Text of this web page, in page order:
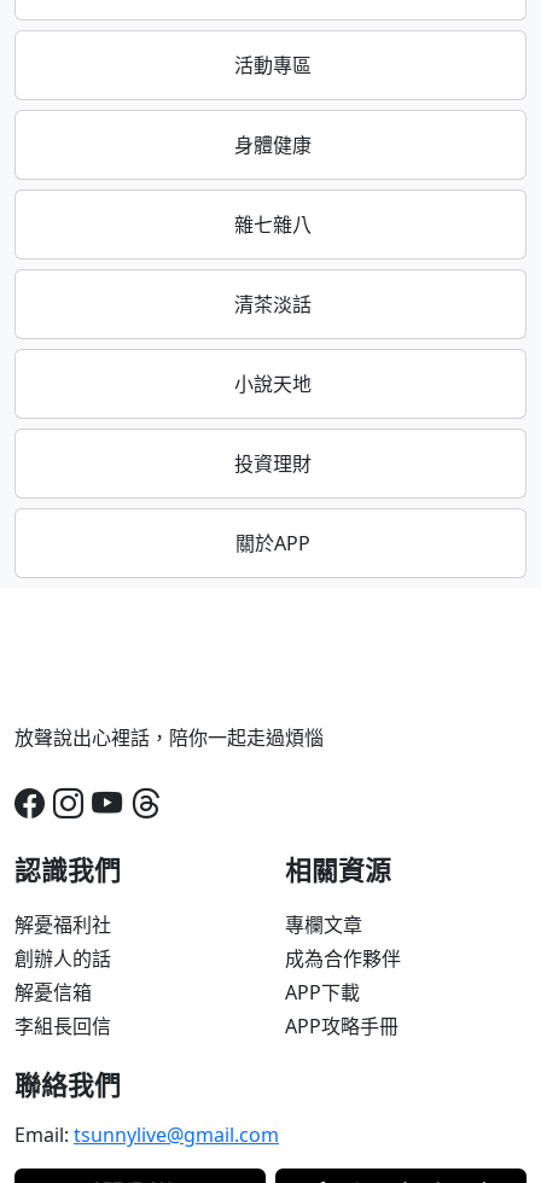
活動專區
身體健康
雜七雜八
清茶淡話
小說天地
投資理財
關於APP
放聲說出心裡話，陪你一起走過煩惱
認識我們
解憂福利社
創辦人的話
解憂信箱
李組長回信
相關資源
專欄文章
成為合作夥伴
APP下載
APP攻略手冊
聯絡我們
Email: tsunnylive@gmail.com